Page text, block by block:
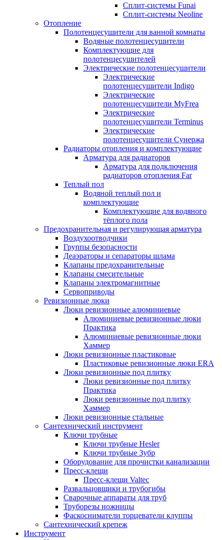
Сплит-системы Funai
Сплит-системы Neoline
Отопление
Полотенцесушители для ванной комнаты
Водяные полотенцесушители
Комплектующие для
полотенцесушителей
Электрические полотенцесушители
Электрические
полотенцесушители Indigo
Электрические
полотенцесушители MyFrea
Электрические
полотенцесушители Terminus
Электрические
полотенцесушители Сунержа
Радиаторы отопления и комплектующие
Арматура для радиаторов
Арматура для подключения
радиаторов отопления Far
Теплый пол
Водяной теплый пол и
комплектующие
Комплектующие для водяного
тёплого пола
Предохранительная и регулирующая арматура
Воздухоотводчики
Группы безопасности
Деаэраторы и сепараторы шлама
Клапаны предохранительные
Клапаны смесительные
Клапаны электромагнитные
Сервоприводы
Ревизионные люки
Люки ревизионные алюминиевые
Алюминиевые ревизионные люки
Практика
Алюминиевые ревизионные люки
Хаммер
Люки ревизионные пластиковые
Пластиковые ревизионные люки ERA
Люки ревизионные под плитку
Люки ревизионные под плитку
Практика
Люки ревизионные под плитку
Хаммер
Люки ревизионные стальные
Сантехнический инструмент
Ключи трубные
Ключи трубные Hesler
Ключи трубные Зубр
Оборудование для прочистки канализации
Пресс-клещи
Пресс-клещи Valtec
Развальцовщики и трубогибы
Сварочные аппараты для труб
Труборезы ножницы
Фаскосниматели торцеватели клуппы
Сантехнический крепеж
Инструмент